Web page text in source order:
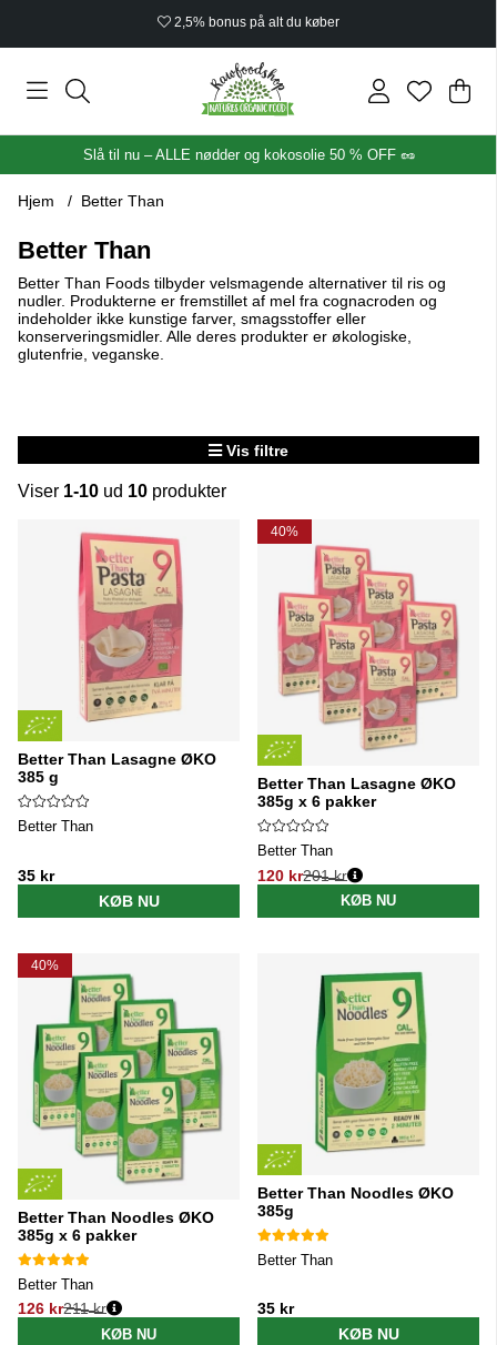
2,5% bonus på alt du køber
.
Slå til nu – ALLE nødder og kokosolie 50 % OFF 🥜
Hjem Better Than
Better Than
Better Than Foods tilbyder velsmagende alternativer til ris og
nudler. Produkterne er fremstillet af mel fra cognacroden og
indeholder ikke kunstige farver, smagsstoffer eller
konserveringsmidler. Alle deres produkter er økologiske,
glutenfrie, veganske.
Vis filtre
Viser 1-10 ud 10 produkter
Produkter
Better Than Lasagne ØKO
385 g
Better Than
35 kr
KØB NU
40%
Better Than Lasagne ØKO
385g x 6 pakker
Better Than
120 kr
Normalpris:
201 kr
KØB NU
40%
Better Than Noodles ØKO
385g x 6 pakker
Better Than
126 kr
Normalpris:
211 kr
KØB NU
Better Than Noodles ØKO
385g
Better Than
35 kr
KØB NU